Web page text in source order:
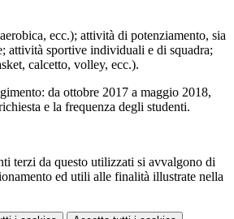
ecc.); attività di potenziamento, sia
attività sportive individuali e di squadra;
calcetto, volley, ecc.).
da ottobre 2017 a maggio 2018,
e la frequenza degli studenti.
terzi da questo utilizzati si avvalgono di
ed utili alle finalità illustrate nella